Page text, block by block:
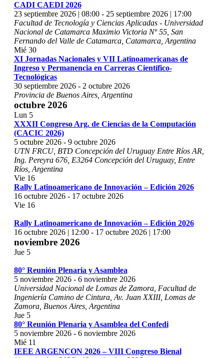
CADI CAEDI 2026
23 septiembre 2026 | 08:00- 25 septiembre 2026 | 17:00
Facultad de Tecnología y Ciencias Aplicadas - Universidad
Nacional de Catamarca Maximio Victoria Nº 55, San
Fernando del Valle de Catamarca, Catamarca, Argentina
Mié 30
XI Jornadas Nacionales y VII Latinoamericanas de
Ingreso y Permanencia en Carreras Científico-
Tecnológicas
30 septiembre 2026- 2 octubre 2026
Provincia de Buenos Aires, Argentina
octubre 2026
Lun 5
XXXII Congreso Arg. de Ciencias de la Computación
(CACIC 2026)
5 octubre 2026- 9 octubre 2026
UTN FRCU, BTD Concepción del Uruguay Entre Ríos AR,
Ing. Pereyra 676, E3264 Concepción del Uruguay, Entre
Ríos, Argentina
Vie 16
Rally Latinoamericano de Innovación – Edición 2026
16 octubre 2026- 17 octubre 2026
Vie 16
Rally Latinoamericano de Innovación – Edición 2026
16 octubre 2026 | 12:00- 17 octubre 2026 | 17:00
noviembre 2026
Jue 5
80° Reunión Plenaria y Asamblea
5 noviembre 2026- 6 noviembre 2026
Universidad Nacional de Lomas de Zamora, Facultad de
Ingeniería Camino de Cintura, Av. Juan XXIII, Lomas de
Zamora, Buenos Aires, Argentina
Jue 5
80° Reunión Plenaria y Asamblea del Confedi
5 noviembre 2026- 6 noviembre 2026
Mié 11
IEEE ARGENCON 2026 – VIII Congreso Bienal